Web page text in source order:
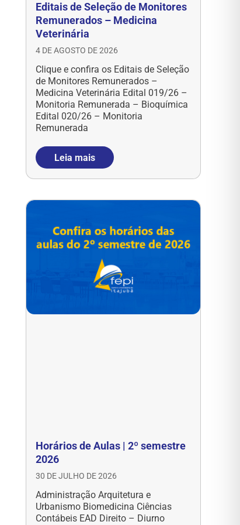
Editais de Seleção de Monitores
Remunerados – Medicina
Veterinária
4 DE AGOSTO DE 2026
Clique e confira os Editais de Seleção
de Monitores Remunerados –
Medicina Veterinária Edital 019/26 –
Monitoria Remunerada – Bioquímica
Edital 020/26 – Monitoria
Remunerada
Leia mais
Horários de Aulas | 2º semestre
2026
30 DE JULHO DE 2026
Administração Arquitetura e
Urbanismo Biomedicina Ciências
Contábeis EAD Direito – Diurno